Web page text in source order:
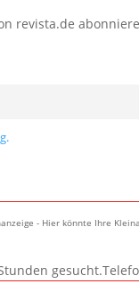
revista.de
- Hier könnte Ihre